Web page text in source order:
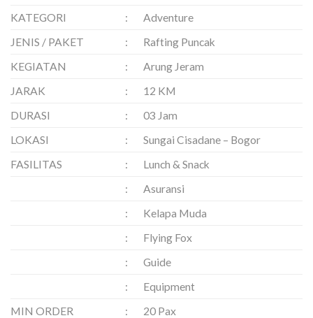
KATEGORI
:
Adventure
JENIS / PAKET
:
Rafting Puncak
KEGIATAN
:
Arung Jeram
JARAK
:
12 KM
DURASI
:
03 Jam
LOKASI
:
Sungai Cisadane – Bogor
FASILITAS
:
Lunch & Snack
:
Asuransi
:
Kelapa Muda
:
Flying Fox
:
Guide
:
Equipment
MIN ORDER
:
20 Pax